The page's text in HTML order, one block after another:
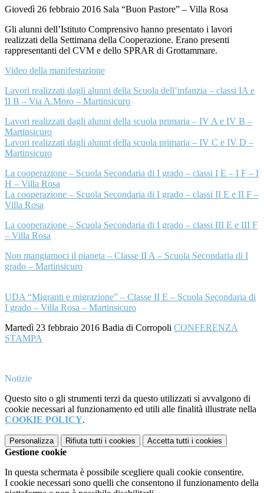
Giovedì 26 febbraio 2016 Sala “Buon Pastore” – Villa Rosa
Gli alunni dell’Istituto Comprensivo hanno presentato i lavori
realizzati della Settimana della Cooperazione. Erano presenti
rappresentanti del CVM e dello SPRAR di Grottammare.
Video della manifestazione
Lavori realizzati dagli alunni della Scuola dell’infanzia – classi IA e
II B – Via A.Moro – Martinsicuro
Lavori realizzati dagli alunni della scuola primaria – IV A e IV B –
Martinsicuro
Lavori realizzati dagli alunni della scuola primaria – IV C e IV D –
Martinsicuro
La cooperazione – Scuola Secondaria di I grado – classi I E – I F – I
H – Villa Rosa
La cooperazione – Scuola Secondaria di I grado – classi II E e II F –
Villa Rosa
La cooperazione – Scuola Secondaria di I grado – classi III E e III F
– Villa Rosa
Non mangiamoci il pianeta – Classe II A – Scuola Secondaria di I
grado – Martinsicuro
UDA “Migranti e migrazione” – Classe II E – Scuola Secondaria di
I grado – Villa Rosa – Martinsicuro
Martedì 23 febbraio 2016 Badia di Corropoli CONFERENZA
STAMPA
Notizie
Questo sito o gli strumenti terzi da questo utilizzati si avvalgono di
cookie necessari al funzionamento ed utili alle finalità illustrate nella
COOKIE POLICY.
Personalizza Rifiuta tutti i cookies Accetta tutti i cookies
Gestione cookie
In questa schermata è possibile scegliere quali cookie consentire.
I cookie necessari sono quelli che consentono il funzionamento della